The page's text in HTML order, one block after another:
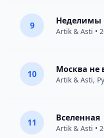
9 Неделимы
Artik & Asti •
10 Москва не
Artik & Asti,
11 Вселенная
Artik & Asti •